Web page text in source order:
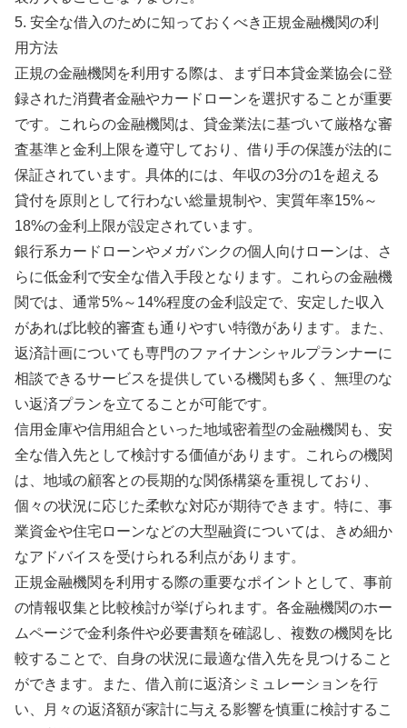
5. 安全な借入のために知っておくべき正規金融機関の利
用方法
正規の金融機関を利用する際は、まず日本貸金業協会に登
録された消費者金融やカードローンを選択することが重要
です。これらの金融機関は、貸金業法に基づいて厳格な審
査基準と金利上限を遵守しており、借り手の保護が法的に
保証されています。具体的には、年収の3分の1を超える
貸付を原則として行わない総量規制や、実質年率15%～
18%の金利上限が設定されています。
銀行系カードローンやメガバンクの個人向けローンは、さ
らに低金利で安全な借入手段となります。これらの金融機
関では、通常5%～14%程度の金利設定で、安定した収入
があれば比較的審査も通りやすい特徴があります。また、
返済計画についても専門のファイナンシャルプランナーに
相談できるサービスを提供している機関も多く、無理のな
い返済プランを立てることが可能です。
信用金庫や信用組合といった地域密着型の金融機関も、安
全な借入先として検討する価値があります。これらの機関
は、地域の顧客との長期的な関係構築を重視しており、
個々の状況に応じた柔軟な対応が期待できます。特に、事
業資金や住宅ローンなどの大型融資については、きめ細か
なアドバイスを受けられる利点があります。
正規金融機関を利用する際の重要なポイントとして、事前
の情報収集と比較検討が挙げられます。各金融機関のホー
ムページで金利条件や必要書類を確認し、複数の機関を比
較することで、自身の状況に最適な借入先を見つけること
ができます。また、借入前に返済シミュレーションを行
い、月々の返済額が家計に与える影響を慎重に検討するこ